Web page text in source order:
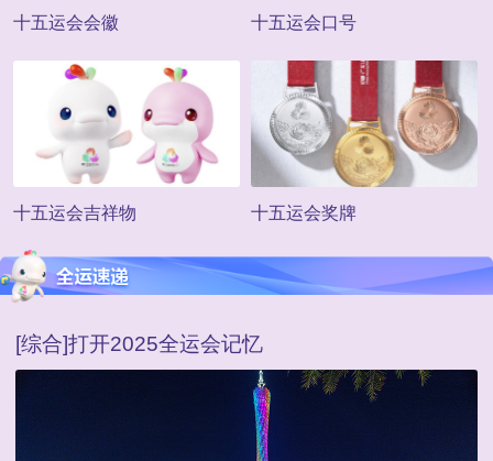
十五运会会徽 十五运会口号
十五运会吉祥物 十五运会奖牌
[综合]打开2025全运会记忆